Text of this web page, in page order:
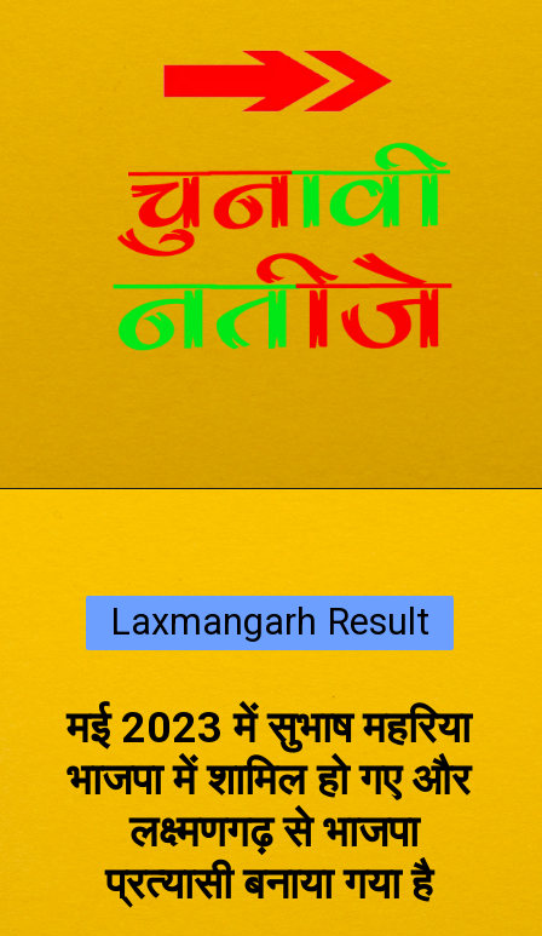
Laxmangarh Result
मई 2023 में सुभाष महरिया
भाजपा में शामिल हो गए और
लक्ष्मणगढ़ से भाजपा
प्रत्यासी बनाया गया है